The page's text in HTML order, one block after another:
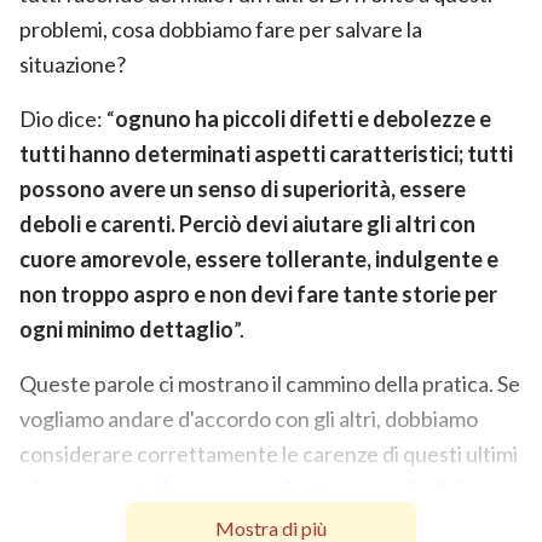
problemi, cosa dobbiamo fare per salvare la
situazione?
Dio dice: “ognuno ha piccoli difetti e debolezze e
tutti hanno determinati aspetti caratteristici; tutti
possono avere un senso di superiorità, essere
deboli e carenti. Perciò devi aiutare gli altri con
cuore amorevole, essere tollerante, indulgente e
non troppo aspro e non devi fare tante storie per
ogni minimo dettaglio”.
Queste parole ci mostrano il cammino della pratica. Se
vogliamo andare d'accordo con gli altri, dobbiamo
considerare correttamente le carenze di questi ultimi
Soprattutto quando abbiamo disaccordi con gli altri,
Mostra di più